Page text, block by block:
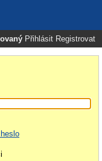
Přihlásit Registrovat